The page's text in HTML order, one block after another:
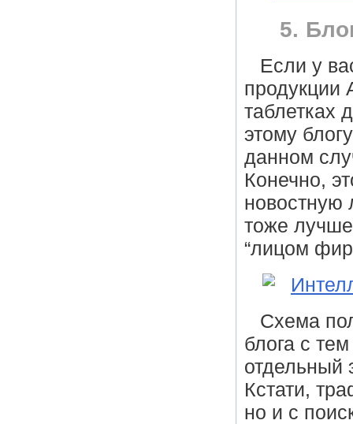
5.
Если у
продукции
таблетках
этому
данном
Конечно,
новостную
тоже лучше
“лицом
Схема
блога с
отдельный
Кстати,
но и с